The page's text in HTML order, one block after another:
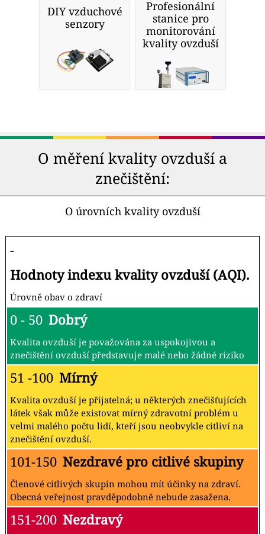
DIY vzduchové
senzory
Profesionální
stanice pro
monitorování
kvality ovzduší
O měření kvality ovzduší a
znečištění:
O úrovních kvality ovzduší
-
Hodnoty indexu kvality ovzduší (AQI).
Úrovně obav o zdraví
0 - 50 Dobrý
Kvalita ovzduší je považována za uspokojivou a
znečištění ovzduší představuje malé nebo žádné riziko
51 -100 Mírný
Kvalita ovzduší je přijatelná; u některých znečišťujících
látek však může existovat mírný zdravotní problém u
velmi malého počtu lidí, kteří jsou neobvykle citliví na
znečištění ovzduší.
101-150 Nezdravé pro citlivé skupiny
Členové citlivých skupin mohou mít účinky na zdraví.
Obecná veřejnost pravděpodobně nebude zasažena.
151-200 Nezdravý